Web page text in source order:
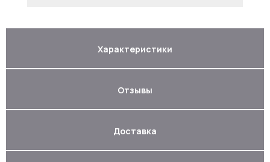
Характеристики
Отзывы
Доставка